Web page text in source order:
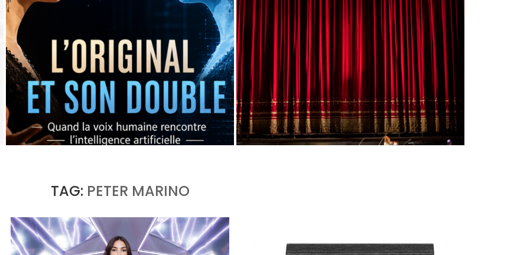
OPÉRA X IA : L’ORIGINAL ET SON DOUBLE
byPascal Iakovou
PORTRAIT MILANO, OU L’OPÉRA COMME ART
DE SÉJOUR
byPascal Iakovou
TAG: PETER MARINO